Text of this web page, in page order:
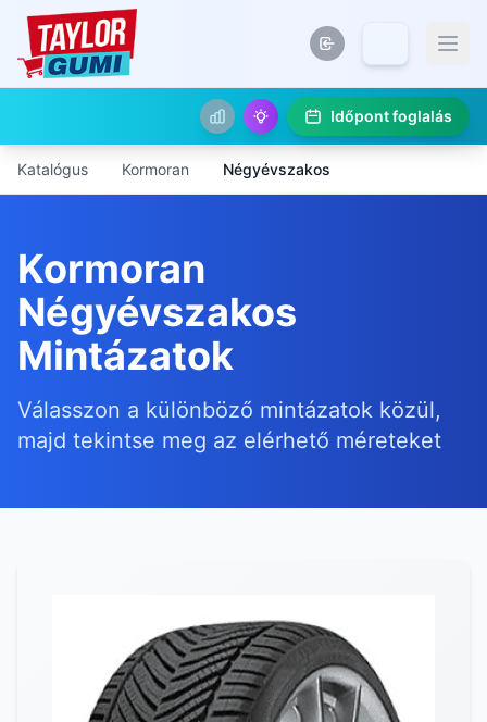
Időpont foglalás
Katalógus Kormoran Négyévszakos
Kormoran
Négyévszakos
Mintázatok
Válasszon a különböző mintázatok közül,
majd tekintse meg az elérhető méreteket